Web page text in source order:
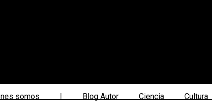
somos | Blog Autor Ciencia Cultura